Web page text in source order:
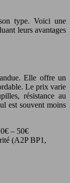
type. Voici une
leurs avantages
Elle offre un
Le prix varie
résistance au
est souvent moins
– 50€
(A2P BP1,